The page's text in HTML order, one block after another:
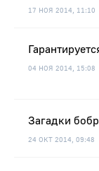
17 НОЯ 2014, 11:10
04 НОЯ 2014, 15:08
Загадки
24 ОКТ 2014, 09:48